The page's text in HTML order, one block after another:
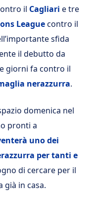
il Cagliari e tre
Leaguecontro il
sfida
il debutto da
giorni fa contro il
nerazzurra.
domenica nel
pronti a
uno dei
per tanti e
di cercare per il
già in casa.